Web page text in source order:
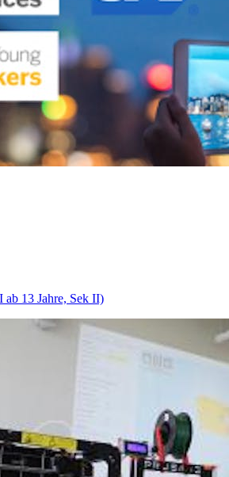
ab 13 Jahre, Sek II)